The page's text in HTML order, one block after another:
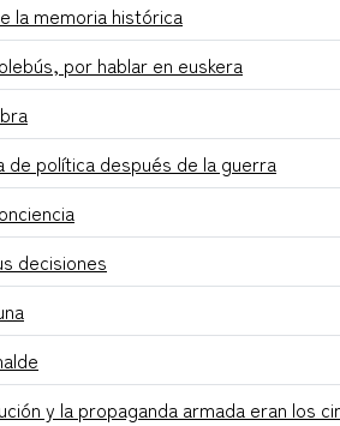
la memoria histórica
por hablar en euskera
de política después de la guerra
decisiones
y la propaganda armada eran los